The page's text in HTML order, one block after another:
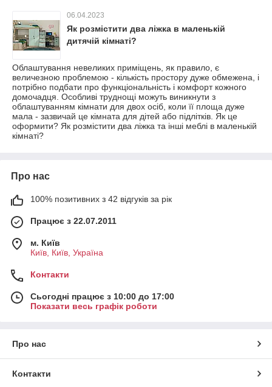
06.04.2023
Як розмістити два ліжка в маленькій
дитячій кімнаті?
Облаштування невеликих приміщень, як правило, є
величезною проблемою - кількість простору дуже обмежена, і
потрібно подбати про функціональність і комфорт кожного
домочадця. Особливі труднощі можуть виникнути з
облаштуванням кімнати для двох осіб, коли її площа дуже
мала - зазвичай це кімната для дітей або підлітків. Як це
оформити? Як розмістити два ліжка та інші меблі в маленькій
кімнаті?
Про нас
100% позитивних з 42 відгуків за рік
Працює з 22.07.2011
м. Київ
Київ, Київ, Україна
Контакти
Сьогодні працює з 10:00 до 17:00
Показати весь графік роботи
Про нас
Контакти